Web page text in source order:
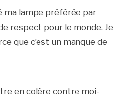
ma lampe préférée par
respect pour le monde. Je
que c’est un manque de
en colère contre moi-